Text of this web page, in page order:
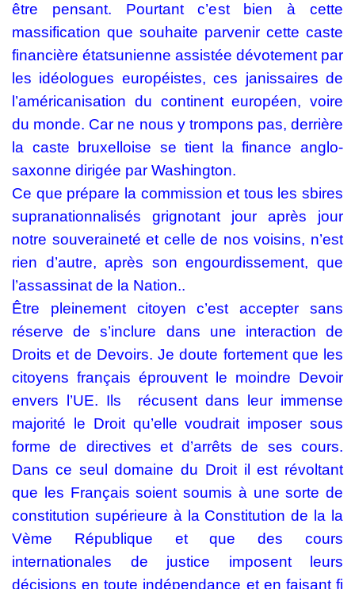
être pensant. Pourtant c’est bien à cette
massification que souhaite parvenir cette caste
financière étatsunienne assistée dévotement par
les idéologues européistes, ces janissaires de
l’américanisation du continent européen, voire
du monde. Car ne nous y trompons pas, derrière
la caste bruxelloise se tient la finance anglo-
saxonne dirigée par Washington.
Ce que prépare la commission et tous les sbires
supranationnalisés grignotant jour après jour
notre souveraineté et celle de nos voisins, n’est
rien d’autre, après son engourdissement, que
l’assassinat de la Nation..
Être pleinement citoyen c’est accepter sans
réserve de s’inclure dans une interaction de
Droits et de Devoirs. Je doute fortement que les
citoyens français éprouvent le moindre Devoir
envers l’UE. Ils
récusent dans leur immense
majorité le Droit qu’elle voudrait imposer sous
forme de directives et d’arrêts de ses cours.
Dans ce seul domaine du Droit il est révoltant
que les Français soient soumis à une sorte de
constitution supérieure à la Constitution de la la
Vème République et que des cours
internationales de justice imposent leurs
décisions en toute indépendance et en faisant fi